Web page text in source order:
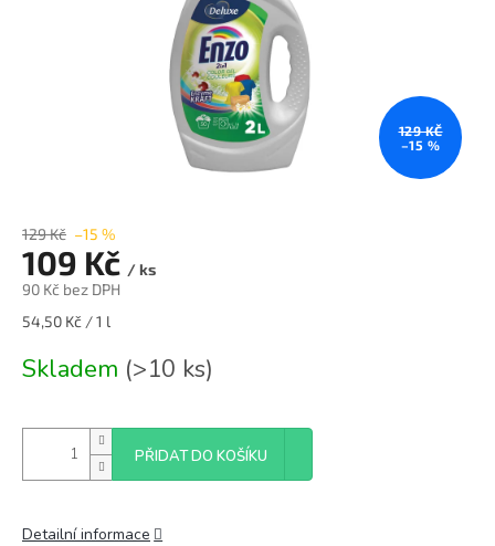
129 KČ
–15 %
129 Kč –15 %
109 Kč / ks
90 Kč bez DPH
Měrná
54,50 Kč / 1 l
Skladem (>10 ks)
PŘIDAT DO KOŠÍKU
Detailní informace